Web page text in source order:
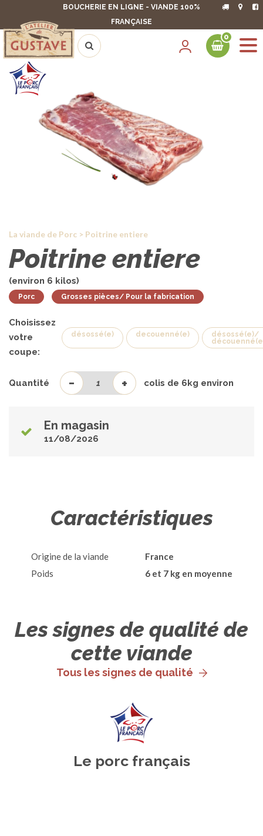
BOUCHERIE EN LIGNE - VIANDE 100%
FRANÇAISE
0
La viande de Porc > Poitrine entiere
Poitrine entiere
(environ 6 kilos)
Porc Grosses pièces/ Pour la fabrication
Choisissez
votre
coupe:
désossé(e) decouenné(e)
désossé(e)/
Quantité - + colis de 6kg environ
En magasin
11/08/2026
Caractéristiques
Origine de la viande
France
Poids
6 et 7 kg en moyenne
Les signes de qualité de
cette viande
Tous les signes de qualité
Le porc français